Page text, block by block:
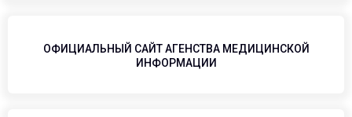
ОФИЦИАЛЬНЫЙ САЙТ АГЕНСТВА МЕДИЦИНСКОЙ
ИНФОРМАЦИИ